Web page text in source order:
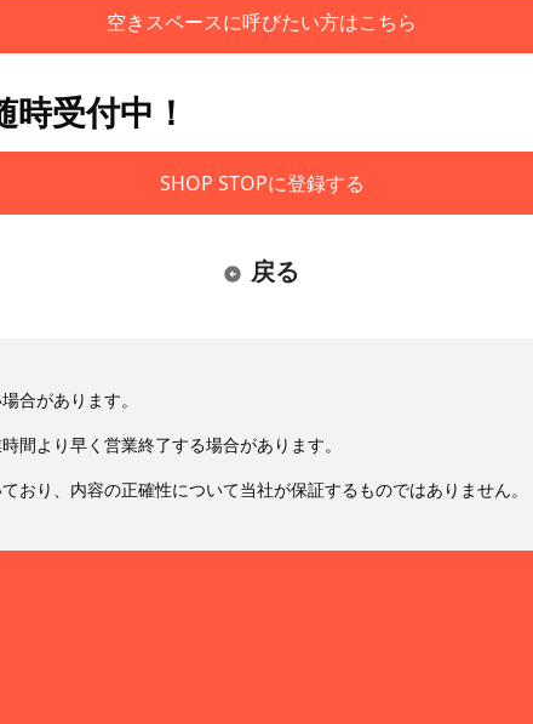
空きスペースに呼びたい方はこちら
受付中！
SHOP STOPに登録する
戻る
合があります。
間より早く営業終了する場合があります。
おり、内容の正確性について当社が保証するものではありません。